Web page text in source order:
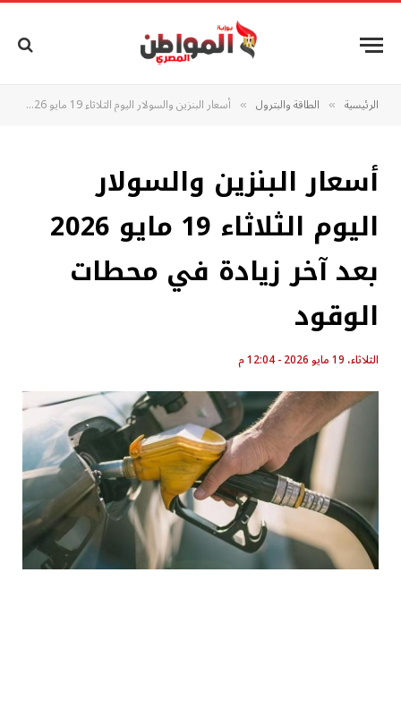
الرئيسية » الطاقة والبترول » أسعار البنزين والسولار اليوم الثلاثاء 19 مايو 2026 بعد آخر زيادة في محطات الوقود
أسعار البنزين والسولار
اليوم الثلاثاء 19 مايو 2026
بعد آخر زيادة في محطات
الوقود
الثلاثاء، 19 مايو 2026 - 12:04 م